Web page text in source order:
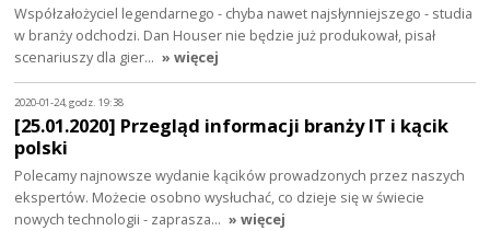
Współzałożyciel legendarnego - chyba nawet najsłynniejszego - studia
w branży odchodzi. Dan Houser nie będzie już produkował, pisał
scenariuszy dla gier… » więcej
2020-01-24, godz. 19:38
[25.01.2020] Przegląd informacji branży IT i kącik
polski
Polecamy najnowsze wydanie kącików prowadzonych przez naszych
ekspertów. Możecie osobno wysłuchać, co dzieje się w świecie
nowych technologii - zaprasza… » więcej